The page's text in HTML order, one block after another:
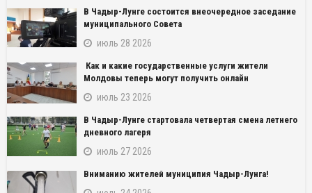
В Чадыр-Лунге состоится внеочередное заседание
муниципального Совета
июль 28 2026
Как и какие государственные услуги жители
Молдовы теперь могут получить онлайн
июль 23 2026
В Чадыр-Лунге стартовала четвертая смена летнего
дневного лагеря
июль 27 2026
Вниманию жителей муниципия Чадыр-Лунга!